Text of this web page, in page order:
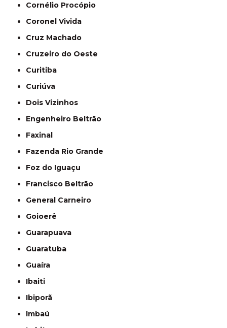
Cornélio Procópio
Coronel Vivida
Cruz Machado
Cruzeiro do Oeste
Curitiba
Curiúva
Dois Vizinhos
Engenheiro Beltrão
Faxinal
Fazenda Rio Grande
Foz do Iguaçu
Francisco Beltrão
General Carneiro
Goioerê
Guarapuava
Guaratuba
Guaíra
Ibaiti
Ibiporã
Imbaú